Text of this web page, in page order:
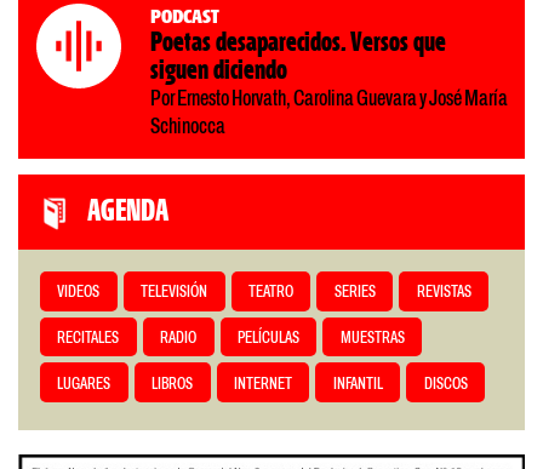
Podcast
Poetas desaparecidos. Versos que
siguen diciendo
Por Ernesto Horvath, Carolina Guevara y José María
Schinocca
AGENDA
VIDEOS TELEVISIÓN TEATRO SERIES REVISTAS
RECITALES RADIO PELÍCULAS MUESTRAS
LUGARES LIBROS INTERNET INFANTIL DISCOS